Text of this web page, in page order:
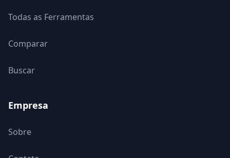
Todas as Ferramentas
Comparar
Buscar
Empresa
Sobre